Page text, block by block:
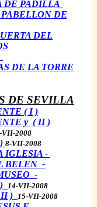
DE PADILLA
DE
DEL
DE LA TORRE
DE SEVILLA
( I )
y ( II )
VII-2008
8-VII-2008
IGLESIA -
BELEN -
-
14-VII-2008
II ) 15-VII-2008